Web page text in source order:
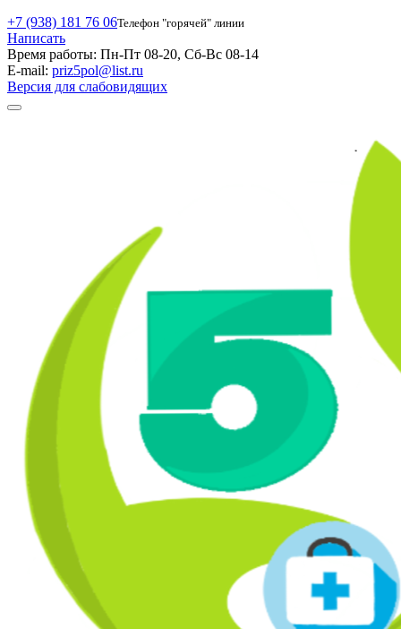
+7 (938) 181 76 06Телефон "горячей" линии
Написать
Время работы: Пн-Пт 08-20, Сб-Вс 08-14
E-mail: priz5pol@list.ru
Версия для слабовидящих